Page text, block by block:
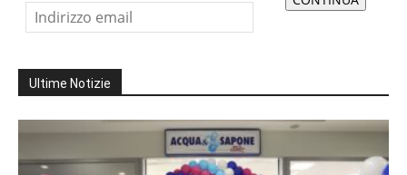
Ultime Notizie